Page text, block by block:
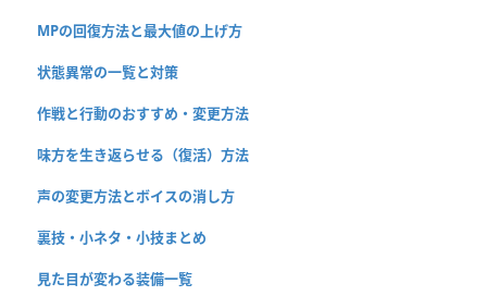
MPの回復方法と最大値の上げ方
状態異常の一覧と対策
作戦と行動のおすすめ・変更方法
味方を生き返らせる（復活）方法
声の変更方法とボイスの消し方
裏技・小ネタ・小技まとめ
見た目が変わる装備一覧